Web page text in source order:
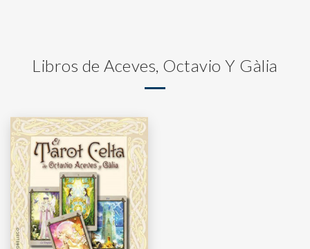
Libros de Aceves, Octavio Y Gàlia